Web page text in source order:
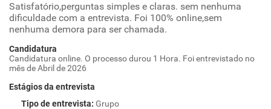
Satisfatório,perguntas simples e claras. sem nenhuma
dificuldade com a entrevista. Foi 100% online,sem
nenhuma demora para ser chamada.
Candidatura
Candidatura online. O processo durou 1 Hora. Foi entrevistado no
mês de Abril de 2026
Estágios da entrevista
Tipo de entrevista: Grupo